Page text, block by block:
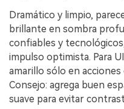
Dramático y limpio,
brillante en sombra
confiables y
impulso optimista. Para
amarillo sólo en
Consejo: agrega buen
suave para evitar